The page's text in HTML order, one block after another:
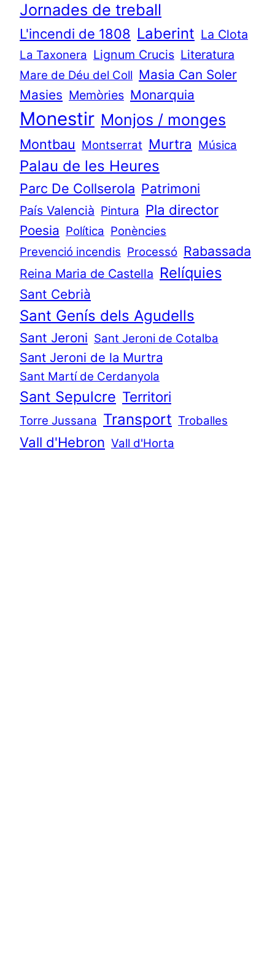
Jornades de treball
L'incendi de 1808 Laberint La Clota
La Taxonera Lignum Crucis Literatura
Mare de Déu del Coll Masia Can Soler
Masies Memòries Monarquia
Monestir Monjos / monges
Montbau Montserrat Murtra Música
Palau de les Heures
Parc De Collserola Patrimoni
País Valencià Pintura Pla director
Poesia Política Ponències
Prevenció incendis Processó Rabassada
Reina Maria de Castella Relíquies
Sant Cebrià
Sant Genís dels Agudells
Sant Jeroni Sant Jeroni de Cotalba
Sant Jeroni de la Murtra
Sant Martí de Cerdanyola
Sant Sepulcre Territori
Torre Jussana Transport Troballes
Vall d'Hebron Vall d'Horta